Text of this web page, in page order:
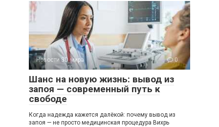
Новости 3D мира 0
Шанс на новую жизнь: вывод из
запоя — современный путь к
свободе
Когда надежда кажется далёкой: почему вывод из
запоя — не просто медицинская процедура Вихрь